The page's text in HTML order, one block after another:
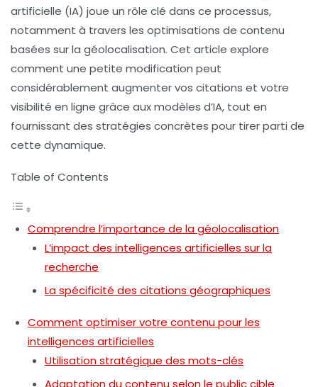
artificielle (IA) joue un rôle clé dans ce processus,
notamment à travers les optimisations de contenu
basées sur la géolocalisation. Cet article explore
comment une petite modification peut
considérablement augmenter vos citations et votre
visibilité en ligne grâce aux modèles d’IA, tout en
fournissant des stratégies concrètes pour tirer parti de
cette dynamique.
Table of Contents
Comprendre l’importance de la géolocalisation
L’impact des intelligences artificielles sur la
recherche
La spécificité des citations géographiques
Comment optimiser votre contenu pour les
intelligences artificielles
Utilisation stratégique des mots-clés
Adaptation du contenu selon le public cible